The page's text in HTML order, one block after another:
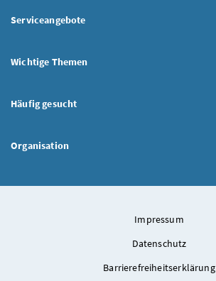
Serviceangebote
Wichtige Themen
Häufig gesucht
Organisation
Impressum
Datenschutz
Barrierefreiheitserklärung